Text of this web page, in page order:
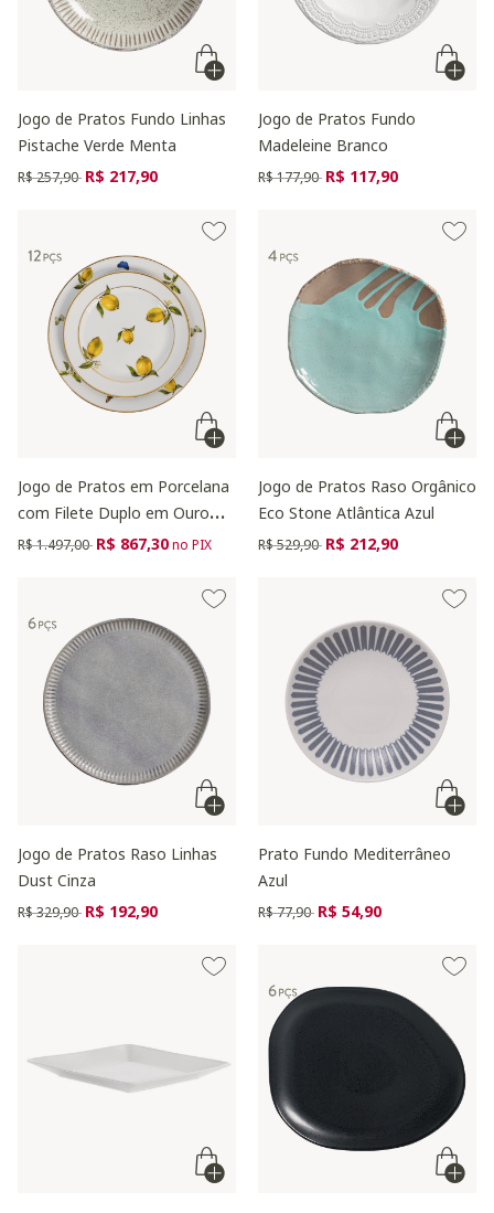
Jogo de Pratos Fundo Linhas
Pistache Verde Menta
Preço reduzido de
R$ 257,90 para
R$ 217,90
Jogo de Pratos Fundo
Madeleine Branco
Preço reduzido de
R$ 177,90 para
R$ 117,90
Jogo de Pratos em Porcelana
com Filete Duplo em Ouro
Sicília
Preço reduzido de
R$ 1.497,00 para
R$ 867,30no PIX
Jogo de Pratos Raso Orgânico
Eco Stone Atlântica Azul
Preço reduzido de
R$ 529,90 para
R$ 212,90
Jogo de Pratos Raso Linhas
Dust Cinza
Preço reduzido de
R$ 329,90 para
R$ 192,90
Prato Fundo Mediterrâneo
Azul
Preço reduzido de
R$ 77,90 para
R$ 54,90